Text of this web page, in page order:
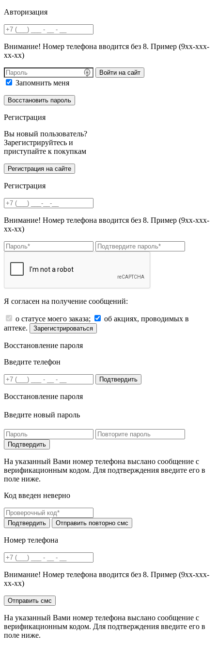
Авторизация
Внимание! Номер телефона вводится без 8. Пример (9хх-ххх-
хх-хх)
Войти на сайт
Запомнить меня
Регистрация
Вы новый пользователь?
Зарегистрируйтесь и
приступайте к покупкам
Регистрация
Внимание! Номер телефона вводится без 8. Пример (9хх-ххх-
хх-хх)
Я согласен на получение сообщений:
о статусе моего заказа;
об акциях, проводимых в
аптеке.
Зарегистрироваться
Восстановление пароля
Введите телефон
Подтвердить
Восстановление пароля
Введите новый пароль
На указанный Вами номер телефона выслано сообщение с
верификационным кодом. Для подтверждения введите его в
поле ниже.
Код введен неверно
Номер телефона
Внимание! Номер телефона вводится без 8. Пример (9хх-ххх-
хх-хх)
На указанный Вами номер телефона выслано сообщение с
верификационным кодом. Для подтверждения введите его в
поле ниже.